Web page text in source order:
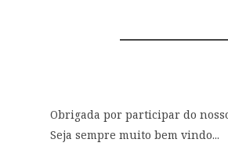
Obrigada por participar do
Seja sempre muito bem vindo...